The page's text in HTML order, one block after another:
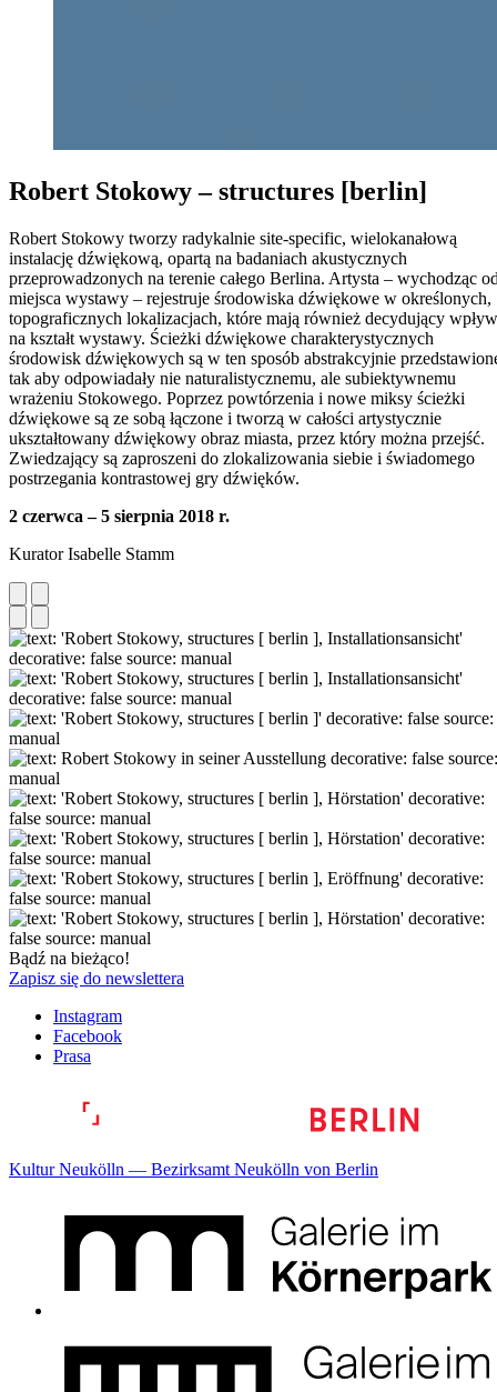
Robert Stokowy – structures [berlin]
Robert Stokowy tworzy radykalnie site-specific, wielokanałową
instalację dźwiękową, opartą na badaniach akustycznych
przeprowadzonych na terenie całego Berlina. Artysta – wychodząc
miejsca wystawy – rejestruje środowiska dźwiękowe w określonych,
topograficznych lokalizacjach, które mają również decydujący wpływ
na kształt wystawy. Ścieżki dźwiękowe charakterystycznych
środowisk dźwiękowych są w ten sposób abstrakcyjnie
tak aby odpowiadały nie naturalistycznemu, ale subiektywnemu
wrażeniu Stokowego. Poprzez powtórzenia i nowe miksy ścieżki
dźwiękowe są ze sobą łączone i tworzą w całości artystycznie
ukształtowany dźwiękowy obraz miasta, przez który można przejść.
Zwiedzający są zaproszeni do zlokalizowania siebie i świadomego
postrzegania kontrastowej gry dźwięków.
2 czerwca – 5 sierpnia 2018 r.
Kurator Isabelle Stamm
Bądź na bieżąco!
Zapisz się do newslettera
Instagram
Facebook
Prasa
Kultur Neukölln — Bezirksamt Neukölln von Berlin